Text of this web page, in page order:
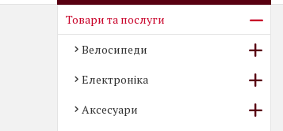
Товари та послуги
Велосипеди
Електроніка
Аксесуари